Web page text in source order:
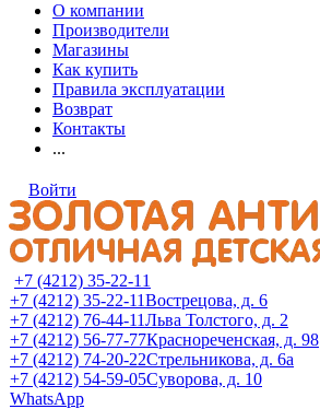
О компании
Производители
Магазины
Как купить
Правила эксплуатации
Возврат
Контакты
...
Войти
+7 (4212) 35-22-11
+7 (4212) 35-22-11Вострецова, д. 6
+7 (4212) 76-44-11Льва Толстого, д. 2
+7 (4212) 56-77-77Краснореченская, д. 98
+7 (4212) 74-20-22Стрельникова, д. 6а
+7 (4212) 54-59-05Суворова, д. 10
WhatsApp